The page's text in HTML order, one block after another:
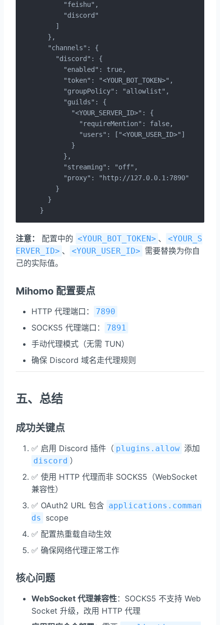
      "feishu",
      "discord"
    ]
  },
  "channels": {
    "discord": {
      "enabled": true,
      "token": "<YOUR_BOT_TOKEN>",
      "groupPolicy": "allowlist",
      "guilds": {
        "<YOUR_SERVER_ID>": {
          "requireMention": false,
          "users": ["<YOUR_USER_ID>"]
        }
      },
      "streaming": "off",
      "proxy": "http://127.0.0.1:7890"
    }
  }
}
注意： 配置中的 <YOUR_BOT_TOKEN> 、
<YOUR_S
ERVER_ID> 、 <YOUR_USER_ID> 需要替换为你自
己的实际值。
Mihomo 配置要点
HTTP 代理端口： 7890
SOCKS5 代理端口： 7891
手动代理模式（无需 TUN）
确保 Discord 域名走代理规则
五、总结
成功关键点
✅ 启用 Discord 插件（ plugins.allow 添加
discord ）
✅ 使用 HTTP 代理而非 SOCKS5（WebSocket
兼容性）
✅ OAuth2 URL 包含 applications.comman
ds
scope
✅ 配置热重载自动生效
✅ 确保网络代理正常工作
核心问题
WebSocket 代理兼容性：SOCKS5 不支持 Web
Socket 升级，改用 HTTP 代理